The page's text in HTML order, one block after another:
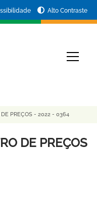
Alto Contraste
DE PREÇOS - 2022 - 0364
DE PREÇOS